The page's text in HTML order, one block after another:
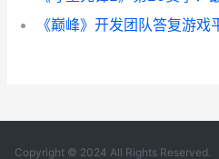
Copyright © 2024 All Rights Reserved.